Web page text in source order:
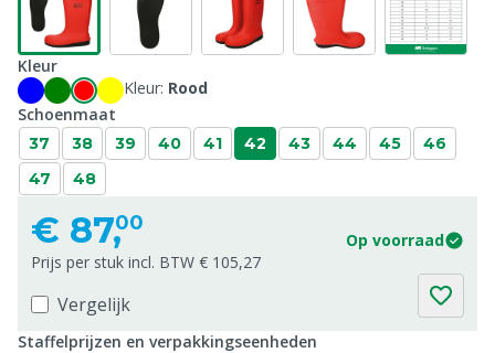
Kleur
Kleur: Rood
Schoenmaat
37 38 39 40 41 42 43 44 45
46
47
48
€ 87,00
Op voorraad
Prijs per stuk incl. BTW € 105,27
Vergelijk
Staffelprijzen en verpakkingseenheden